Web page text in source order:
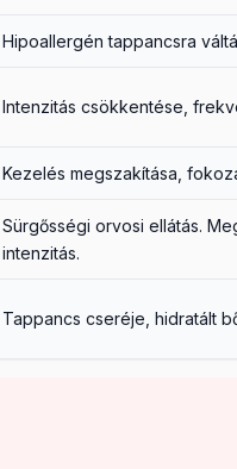
Hipoallergén tappancsra
Intenzitás csökkentése,
Kezelés megszakítása,
Sürgősségi orvosi ellátás.
intenzitás.
Tappancs cseréje, hidratált